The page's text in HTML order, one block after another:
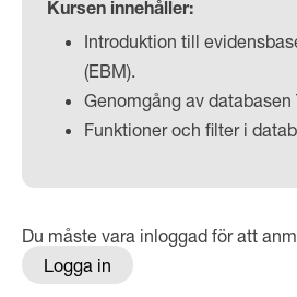
Kursen innehåller:
Introduktion till
(EBM).
Genomgång av databasen
Funktioner och filter i
Du måste vara inloggad för att
Logga in